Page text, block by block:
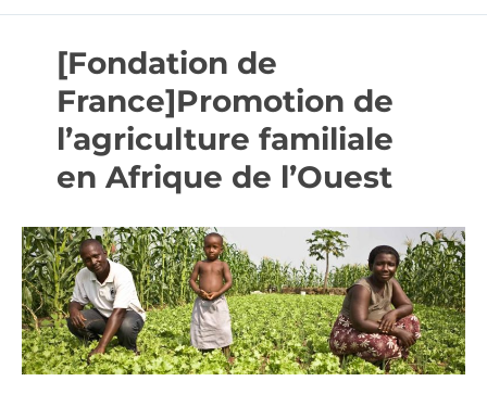
[Fondation de
France]Promotion de
l’agriculture familiale
en Afrique de l’Ouest